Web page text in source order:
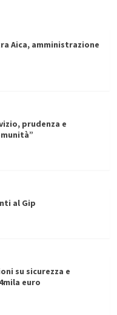
Aica, amministrazione
prudenza e
al Gip
su sicurezza e
euro